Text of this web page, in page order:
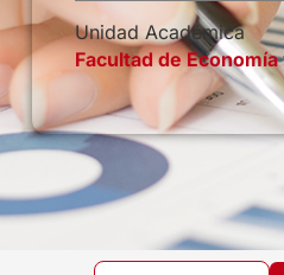
Unidad Académica
Facultad de